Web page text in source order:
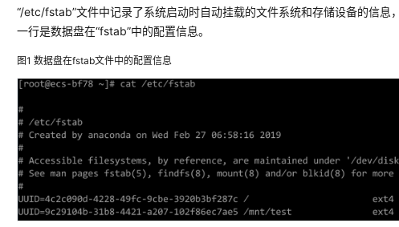
“/etc/fstab”文件中记录了系统启动时自动挂载的文件系统和存储设备的信息
一行是数据盘在“fstab”中的配置信息。
图1数据盘在fstab文件中的配置信息